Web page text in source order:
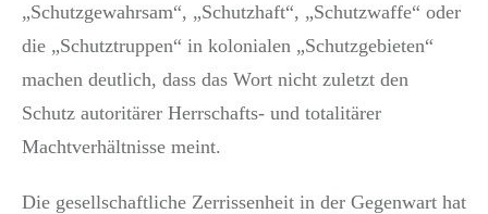
„Schutzgewahrsam“, „Schutzhaft“, „Schutzwaffe“ oder
die „Schutztruppen“ in kolonialen „Schutzgebieten“
machen deutlich, dass das Wort nicht zuletzt den
Schutz autoritärer Herrschafts- und totalitärer
Machtverhältnisse meint.
Die gesellschaftliche Zerrissenheit in der Gegenwart hat